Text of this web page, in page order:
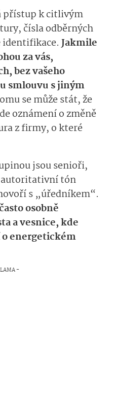
přístup k citlivým
čísla odběrných
identifikace.Jakmile
za vás,
bez vašeho
smlouvu s jiným
se může stát, že
oznámení o změně
z firmy, o které
jsou senioři,
autoritativní tón
s „úředníkem“.
osobně
a vesnice, kde
energetickém